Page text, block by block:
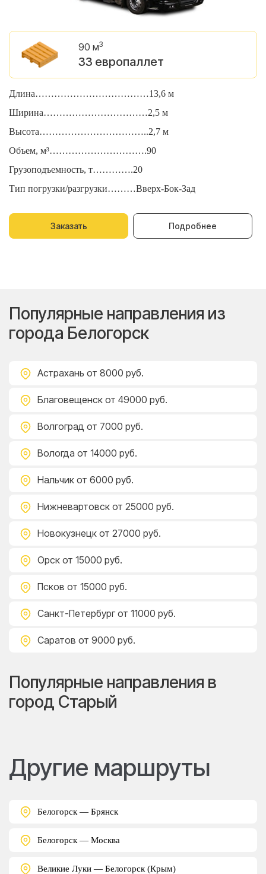
90 м3
33 европаллет
Длина………………………………13,6 м
Ширина……………………………2,5 м
Высота……………………………..2,7 м
Объем, м³………………………….90
Грузоподъемность, т………….20
Тип погрузки/разгрузки………Вверх-Бок-Зад
Заказать Подробнее
Популярные направления из
города Белогорск
Астрахань от 8000 руб.
Благовещенск от 49000 руб.
Волгоград от 7000 руб.
Вологда от 14000 руб.
Нальчик от 6000 руб.
Нижневартовск от 25000 руб.
Новокузнецк от 27000 руб.
Орск от 15000 руб.
Псков от 15000 руб.
Санкт-Петербург от 11000 руб.
Саратов от 9000 руб.
Популярные направления в
город Старый
Другие маршруты
Белогорск — Брянск
Белогорск — Москва
Великие Луки — Белогорск (Крым)